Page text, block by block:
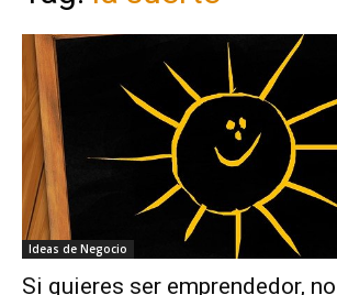
Ideas de Negocio
Si quieres ser emprendedor,